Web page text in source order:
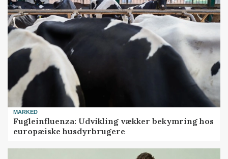
MARKED
Fugleinfluenza: Udvikling vækker bekymring hos
europæiske husdyrbrugere